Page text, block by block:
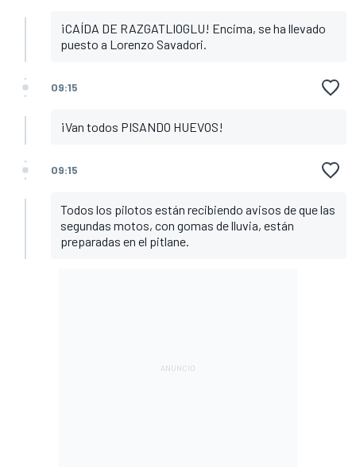
¡CAÍDA DE RAZGATLIOGLU! Encima, se ha llevado
puesto a Lorenzo Savadori.
09:15
¡Van todos PISANDO HUEVOS!
09:15
Todos los pilotos están recibiendo avisos de que las
segundas motos, con gomas de lluvia, están
preparadas en el pitlane.